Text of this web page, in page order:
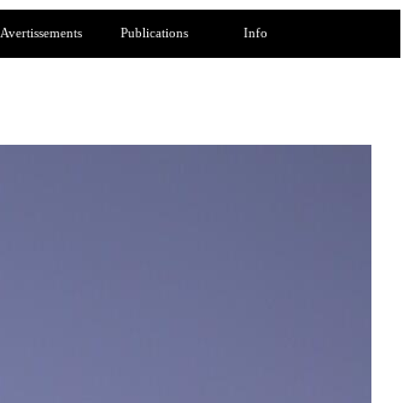
Avertissements Publications Info